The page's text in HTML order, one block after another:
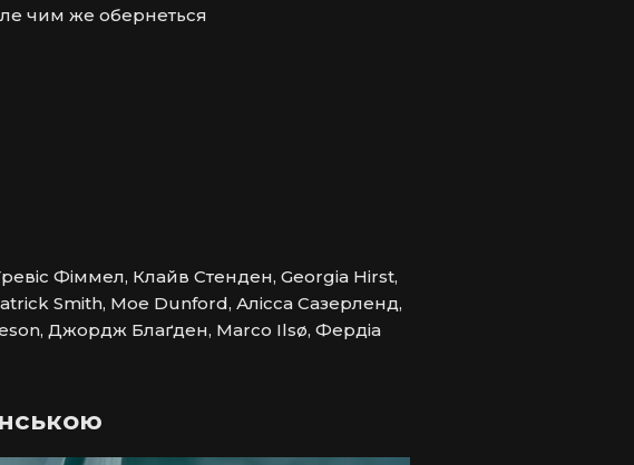
чим же обернеться
Фіммел, Клайв Стенден, Georgia Hirst,
Smith, Moe Dunford, Алісса Сазерленд,
Джордж Блаґден, Marco Ilsø, Фердіа